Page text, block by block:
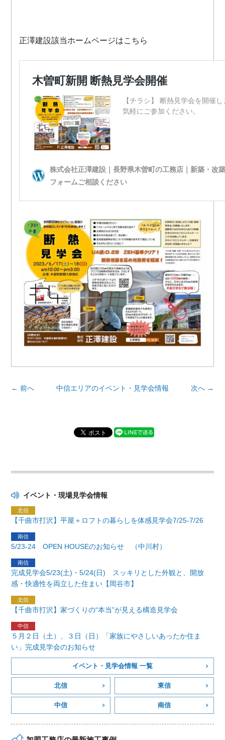
正澤建設該当ホームページはこちら
← 前へ 次へ →
中信エリアのイベント・見学会情報
イベント・現場見学会情報
【千曲市打沢】平屋＋ロフトの暮らしを体感見学会7/25-7/26
5/23-24 OPEN HOUSEのお知らせ （中川村）
完成見学会5/23(土)・5/24(日) スッキリとした外観と、開放
感・快適性を両立した住まい【岡谷市】
【千曲市打沢】家づくりの“本当”が見える構造見学会
５月２日（土）、３日（日）「家族にやさしいあったか住ま
い」完成見学会のお知らせ
イベント・見学会情報 一覧
北信 東信
中信 南信